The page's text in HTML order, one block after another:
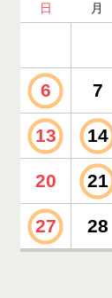
日 月
6 7
13 14
20 21
27 28